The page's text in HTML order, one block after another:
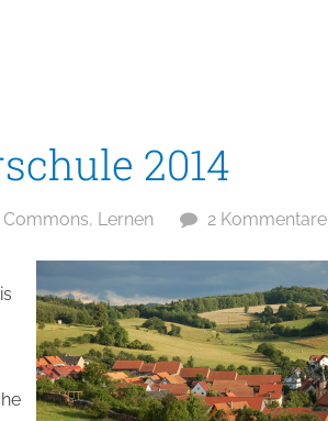
2014
Commons, Lernen 2 Kommentare